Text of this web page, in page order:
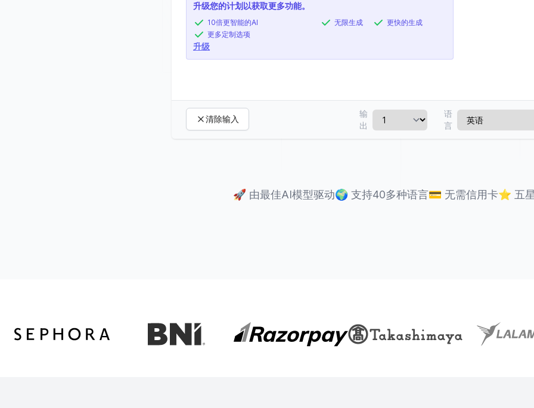
升级您的计划以获取更多功能。
10倍更智能的AI
更多定制选项
无限生成 更快的生成
升级
清除输入
输
出
语
言
🚀 由最佳AI模型驱动🌍 支持40多种语言💳 无需信用卡⭐ 五